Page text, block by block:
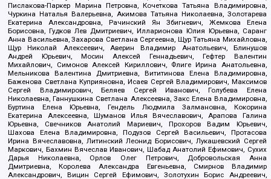
Пислакова-Паркер Марина Петровна, Кочеткова Татьяна Владимировна,
Чуркина Наталья Валерьевна, Акимова Татьяна Николаевна, Золотарева
Екатерина Александровна, Рачинский Ян Збигневич, Жемкова Елена
Борисовна, Гудков Лев Дмитриевич, Илларионова Юлия Юрьевна, Саранг
Анна Васильевна, Захарова Светлана Сергеевна, Щур Татьяна Михайловна,
Щур Николай Алексеевич, Аверин Владимир Анатольевич, Блинушов
Андрей Юрьевич, Мосин Алексей Геннадьевич, Гефтер Валентин
Михайлович, Симонов Алексей Кириллович, Флиге Ирина Анатольевна,
Мельникова Валентина Дмитриевна, Вититинова Елена Владимировна,
Баженова Светлана Куприяновна, Исаев Сергей Владимирович, Максимов
Сергей Владимирович, Беляев Сергей Иванович, Голубева Елена
Николаевна, Ганнушкина Светлана Алексеевна, Закс Елена Владимировна,
Буртина Елена Юрьевна, Гендель Людмила Залмановна, Кокорина
Екатерина Алексеевна, Шуманов Илья Вячеславович, Арапова Галина
Юрьевна, Свечников Анатолий Мариевич, Прохоров Вадим Юрьевич,
Шахова Елена Владимировна, Подузов Сергей Васильевич, Протасова
Ирина Вячеславовна, Литинский Леонид Борисович, Лукашевский Сергей
Маркович, Бахмин Вячеслав Иванович, Шабад Анатолий Ефимович, Сухих
Дарья Николаевна, Орлов Олег Петрович, Добровольская Анна
Дмитриевна, Королева Александра Евгеньевна, Смирнов Владимир
Александрович, Вицин Сергей Ефимович, Золотухин Борис Андреевич,